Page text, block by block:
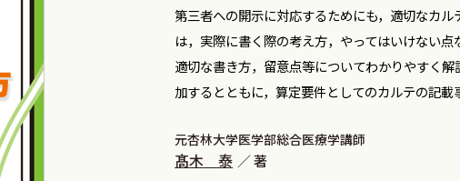
第三者への開示に対応するためにも，適切なカ
は，実際に書く際の考え方，やってはいけない
適切な書き方，留意点等についてわかりやすく
加するとともに，算定要件としてのカルテの記載
元杏林大学医学部総合医療学講師
髙木 泰 著